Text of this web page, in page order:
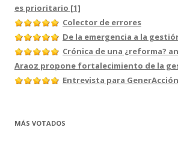
es prioritario [1]
Colector de errores
De la emergencia a la
Crónica de una ¿reforma?
Araoz propone fortalecimiento de la
Entrevista para GenerAcción
MÁS VOTADOS